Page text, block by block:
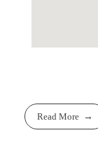
Read More